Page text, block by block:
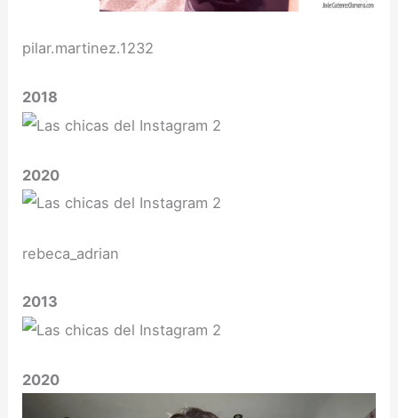
pilar.martinez.1232
2018
2020
rebeca_adrian
2013
2020